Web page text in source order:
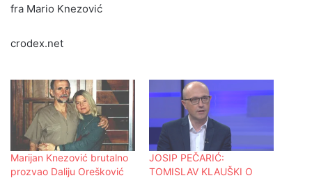
fra Mario Knezović
crodex.net
Marijan Knezović brutalno
prozvao Daliju Orešković
JOSIP PEČARIĆ:
TOMISLAV KLAUŠKI O